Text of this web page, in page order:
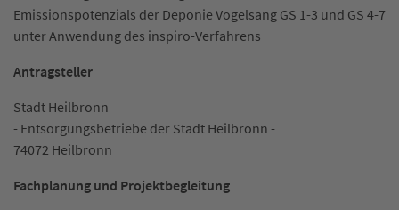
Emissionspotenzials der Deponie Vogelsang GS 1-3 und GS 4-7
unter Anwendung des inspiro-Verfahrens
Antragsteller
Stadt Heilbronn
- Entsorgungsbetriebe der Stadt Heilbronn -
74072 Heilbronn
Fachplanung und Projektbegleitung